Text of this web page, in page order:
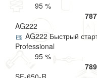
95 %
AG222
AG222 Быстрый
Professional
95 %